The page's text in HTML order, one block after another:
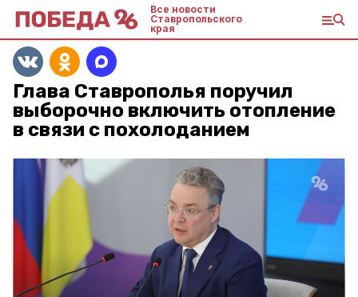
Все новости
Ставропольского
края
Глава Ставрополья поручил
выборочно включить отопление
в связи с похолоданием